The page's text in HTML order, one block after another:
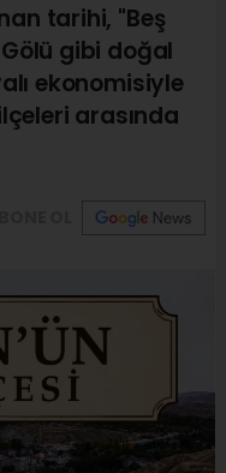
tarihi, "Beş
gibi doğal
ekonomisiyle
arasında